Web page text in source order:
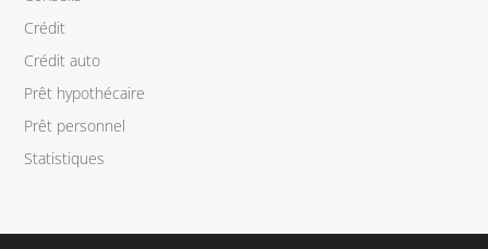
Crédit
Crédit auto
Prêt hypothécaire
Prêt personnel
Statistiques